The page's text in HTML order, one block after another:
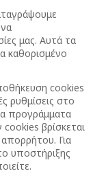
μας. Αυτά τα
καθορισμένο
cookies
ρυθμίσεις στο
προγράμματα
βρίσκεται
Για
υποστήριξης